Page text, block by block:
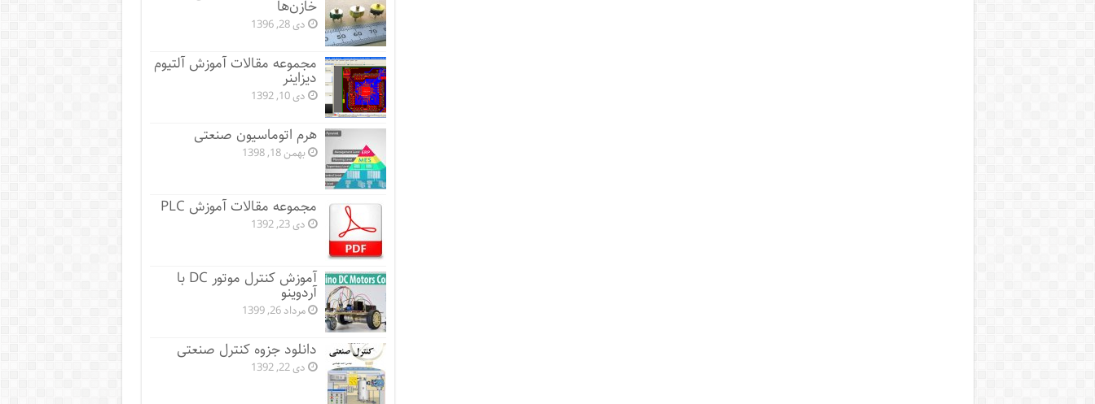
خازن‌ها
دی 28, 1396
مجموعه مقالات آموزش آلتیوم
دیزاینر
دی 10, 1392
هرم اتوماسیون صنعتی
بهمن 18, 1398
مجموعه مقالات آموزش PLC
دی 23, 1392
آموزش کنترل موتور DC با
آردوینو
مرداد 26, 1399
دانلود جزوه کنترل صنعتی
دی 22, 1392